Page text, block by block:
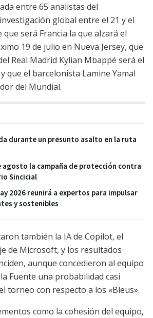
entre 65 analistas del
global entre el 21 y el
será Francia la que alzará el
19 de julio en Nueva Jersey, que
Real Madrid Kylian Mbappé será el
que el barcelonista Lamine Yamal
del Mundial.
durante un presunto asalto en la ruta
agosto la campaña de protección contra
Sincicial
2026 reunirá a expertos para impulsar
y sostenibles
también la IA de Copilot, el
de Microsoft, y los resultados
aunque concedieron al equipo
Fuente una probabilidad casi
torneo con respecto a los «Bleus».
como la cohesión del equipo,